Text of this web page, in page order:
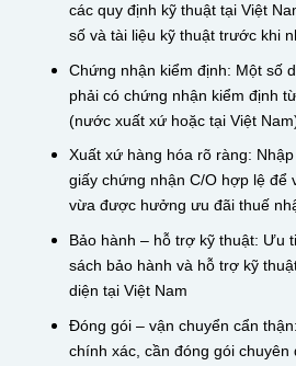
các quy định kỹ thuật tại Việt
số và tài liệu kỹ thuật trước khi
Chứng nhận kiểm định: Một số
phải có chứng nhận kiểm định
(nước xuất xứ hoặc tại Việt
Xuất xứ hàng hóa rõ ràng:
giấy chứng nhận C/O hợp lệ để
vừa được hưởng ưu đãi thuế
Bảo hành – hỗ trợ kỹ thuật: Ưu
sách bảo hành và hỗ trợ kỹ
diện tại Việt Nam
Đóng gói – vận chuyển cẩn
chính xác, cần đóng gói